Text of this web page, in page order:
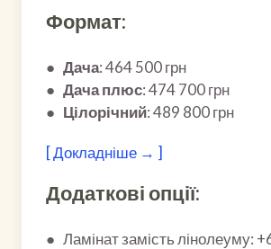
Формат:
● Дача: 464 500 грн
● Дача плюс: 474 700 грн
● Цілорічний: 489 800 грн
[ Докладніше → ]
Додаткові опції:
● Ламінат замість лінолеуму: